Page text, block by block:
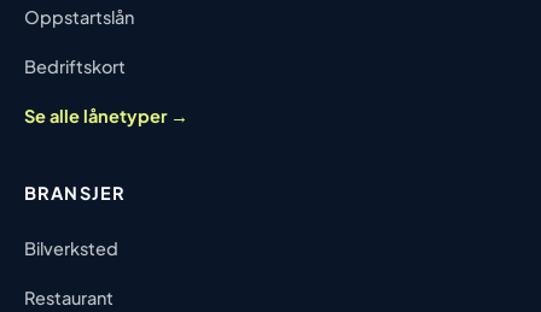
Oppstartslån
Bedriftskort
Se alle lånetyper →
BRANSJER
Bilverksted
Restaurant